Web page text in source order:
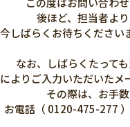
後ほど、担当者よ
今しばらくお待ちください
なお、しばらくたって
よりご入力いただいたメ
その際は、お手
お電話（ 0120-475-277